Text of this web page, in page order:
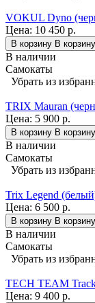
VOKUL Dyno
Цена: 10 450 р.
В корзину В корзину
В наличии
Самокаты
Убрать из
TRIX Mauran
Цена: 5 900 р.
В корзину В корзину
В наличии
Самокаты
Убрать из
Trix Legend
Цена: 6 500 р.
В корзину В корзину
В наличии
Самокаты
Убрать из
TECH TEAM
Цена: 9 400 р.